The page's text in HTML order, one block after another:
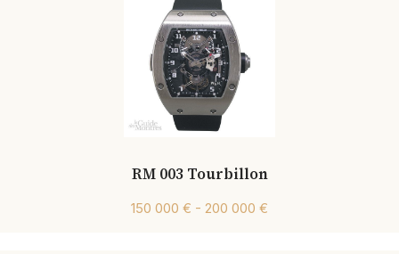
RM 003 Tourbillon
150 000 € - 200 000 €